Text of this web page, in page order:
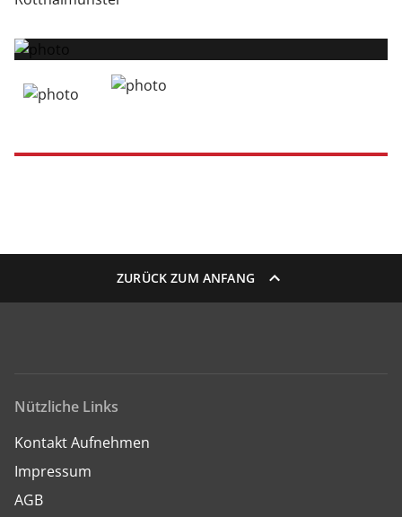
ZURÜCK ZUM ANFANG
Nützliche Links
Kontakt Aufnehmen
Impressum
AGB